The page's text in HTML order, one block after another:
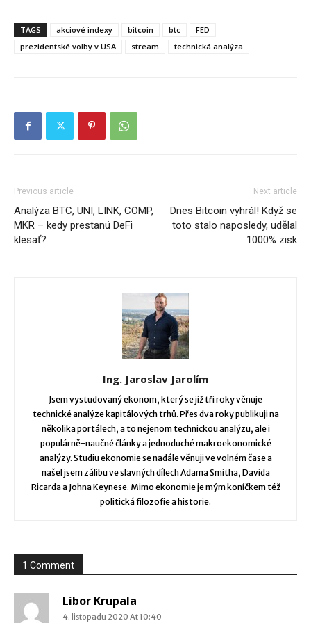
TAGS akciové indexy bitcoin btc
FED
prezidentské volby v USA
stream technická analýza
Previous article
Analýza BTC, UNI, LINK, COMP,
MKR – kedy prestanú DeFi
klesať?
Next article
Dnes Bitcoin vyhrál! Když se
toto stalo naposledy, udělal
1000% zisk
Ing. Jaroslav Jarolím
Jsem vystudovaný ekonom, který se již tři roky věnuje
technické analýze kapitálových trhů. Přes dva roky publikuji na
několika portálech, a to nejenom technickou analýzu, ale i
populárně-naučné články a jednoduché makroekonomické
analýzy. Studiu ekonomie se nadále věnuji ve volném čase a
našel jsem zálibu ve slavných dílech Adama Smitha, Davida
Ricarda a Johna Keynese. Mimo ekonomie je mým koníčkem též
politická filozofie a historie.
1 Comment
Libor Krupala
4. listopadu 2020 At 10:40